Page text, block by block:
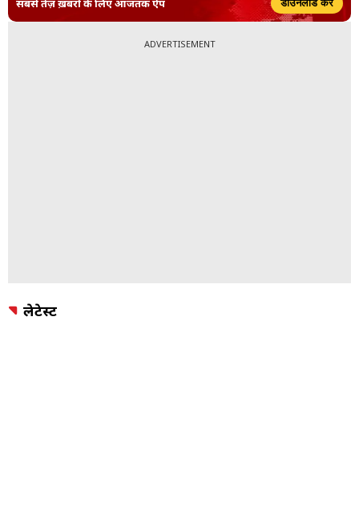
सबसे तेज़ ख़बरों के लिए आजतक ऐप डाउनलोड करें
ADVERTISEMENT
लेटेस्ट